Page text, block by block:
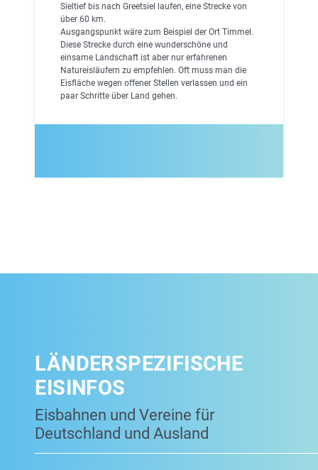
Sieltief bis nach Greetsiel laufen, eine Strecke von
über 60 km.
Ausgangspunkt wäre zum Beispiel der Ort Timmel.
Diese Strecke durch eine wunderschöne und
einsame Landschaft ist aber nur erfahrenen
Natureisläufern zu empfehlen. Oft muss man die
Eisfläche wegen offener Stellen verlassen und ein
paar Schritte über Land gehen.
LÄNDERSPEZIFISCHE
EISINFOS
Eisbahnen und Vereine für
Deutschland und Ausland